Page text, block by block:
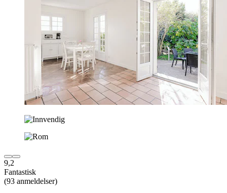
9,2
Fantastisk
(93 anmeldelser)